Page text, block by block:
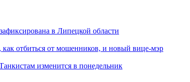
в Липецкой области
как отбиться от мошенников, и новый вице-мэр
изменится в понедельник